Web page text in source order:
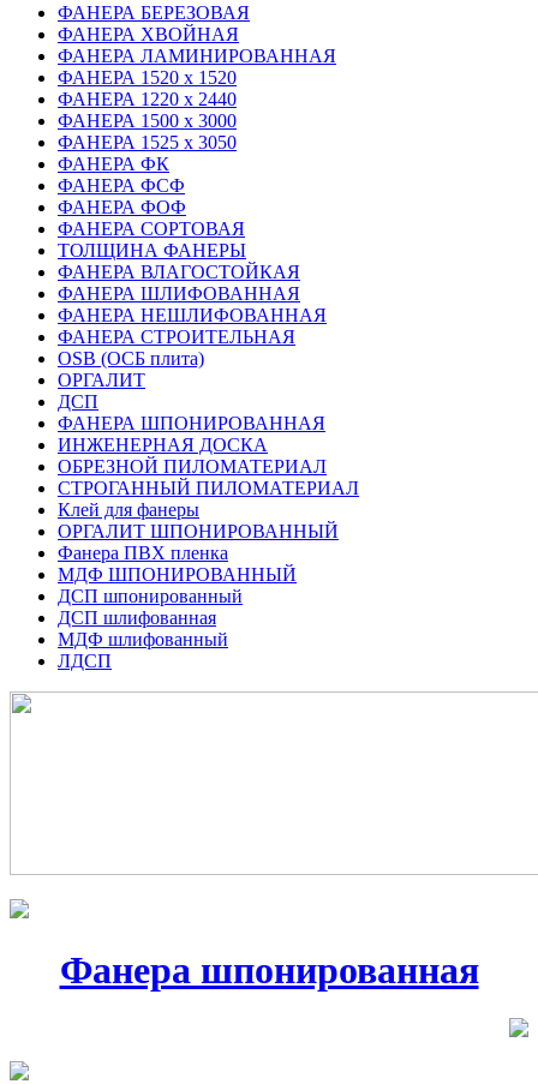
ФАНЕРА БЕРЕЗОВАЯ
ФАНЕРА ХВОЙНАЯ
ФАНЕРА ЛАМИНИРОВАННАЯ
ФАНЕРА 1520 х 1520
ФАНЕРА 1220 х 2440
ФАНЕРА 1500 х 3000
ФАНЕРА 1525 х 3050
ФАНЕРА ФК
ФАНЕРА ФСФ
ФАНЕРА ФОФ
ФАНЕРА СОРТОВАЯ
ТОЛЩИНА ФАНЕРЫ
ФАНЕРА ВЛАГОСТОЙКАЯ
ФАНЕРА ШЛИФОВАННАЯ
ФАНЕРА НЕШЛИФОВАННАЯ
ФАНЕРА СТРОИТЕЛЬНАЯ
OSB (ОСБ плита)
ОРГАЛИТ
ДСП
ФАНЕРА ШПОНИРОВАННАЯ
ИНЖЕНЕРНАЯ ДОСКА
ОБРЕЗНОЙ ПИЛОМАТЕРИАЛ
СТРОГАННЫЙ ПИЛОМАТЕРИАЛ
Клей для фанеры
ОРГАЛИТ ШПОНИРОВАННЫЙ
Фанера ПВХ пленка
МДФ ШПОНИРОВАННЫЙ
ДСП шпонированный
ДСП шлифованная
МДФ шлифованный
ЛДСП
Фанера шпонированная